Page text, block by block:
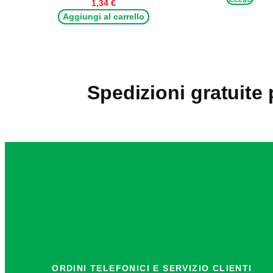
1,34 €
Aggiungi al carrello
Spedizioni gratuite
ORDINI TELEFONICI E SERVIZIO CLIENTI